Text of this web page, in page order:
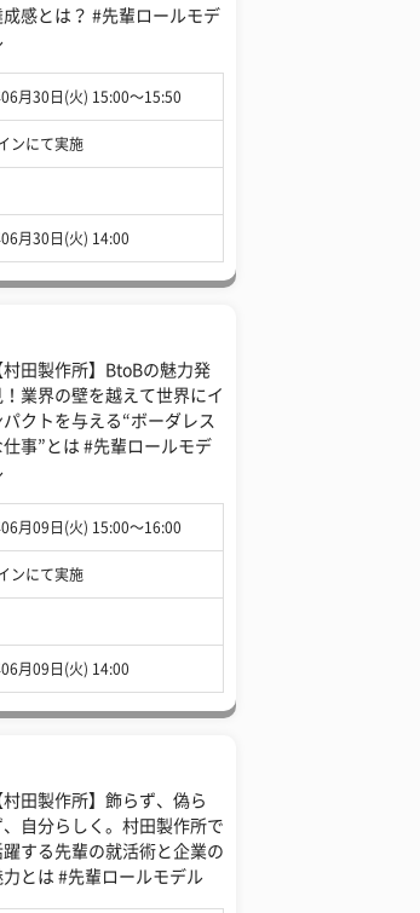
成感とは？ #先輩ロールモデ
月30日(火) 15:00〜15:50
ンにて実施
月30日(火) 14:00
村田製作所】BtoBの魅力発
！業界の壁を越えて世界にイ
パクトを与える“ボーダレス
仕事”とは #先輩ロールモデ
月09日(火) 15:00〜16:00
ンにて実施
月09日(火) 14:00
村田製作所】飾らず、偽ら
、自分らしく。村田製作所で
躍する先輩の就活術と企業の
力とは #先輩ロールモデル